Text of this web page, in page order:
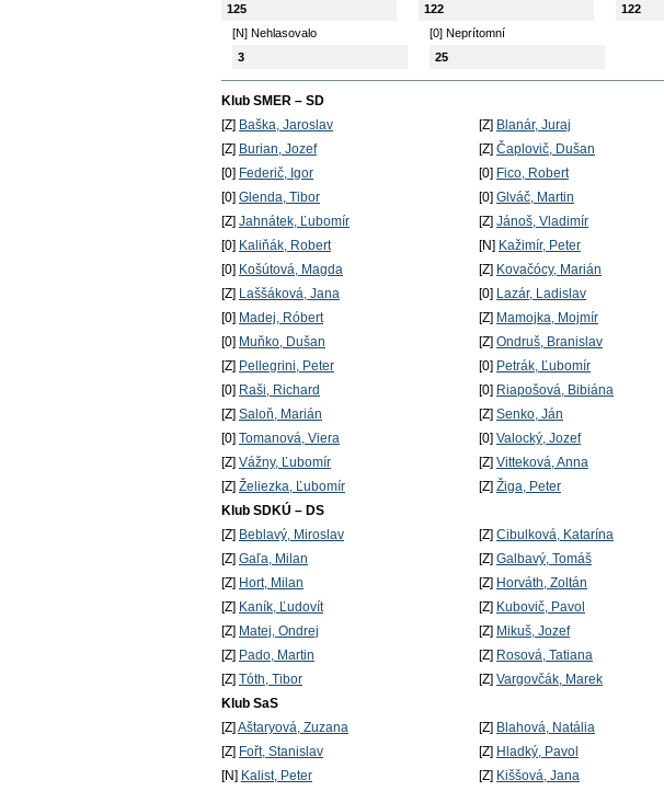
125
122
122
[N] Nehlasovalo
3
[0] Neprítomní
25
Klub SMER – SD
[Z] Baška, Jaroslav [Z] Blanár, Juraj
[Z] Burian, Jozef [Z] Čaplovič, Dušan
[0] Federič, Igor [0] Fico, Robert
[0] Glenda, Tibor [0] Glváč, Martin
[Z] Jahnátek, Ľubomír [Z] Jánoš, Vladimír
[0] Kaliňák, Robert [N] Kažimír, Peter
[0] Košútová, Magda [Z] Kovačócy, Marián
[Z] Laššáková, Jana [0] Lazár, Ladislav
[0] Madej, Róbert [Z] Mamojka, Mojmír
[0] Muňko, Dušan [Z] Ondruš, Branislav
[Z] Pellegrini, Peter [0] Petrák, Ľubomír
[0] Raši, Richard [0] Riapošová, Bibiána
[Z] Saloň, Marián [Z] Senko, Ján
[0] Tomanová, Viera [0] Valocký, Jozef
[Z] Vážny, Ľubomír [Z] Vitteková, Anna
[Z] Želiezka, Ľubomír [Z] Žiga, Peter
Klub SDKÚ – DS
[Z] Beblavý, Miroslav [Z] Cibulková, Katarína
[Z] Gaľa, Milan [Z] Galbavý, Tomáš
[Z] Hort, Milan [Z] Horváth, Zoltán
[Z] Kaník, Ľudovít [Z] Kubovič, Pavol
[Z] Matej, Ondrej [Z] Mikuš, Jozef
[Z] Pado, Martin [Z] Rosová, Tatiana
[Z] Tóth, Tibor [Z] Vargovčák, Marek
Klub SaS
[Z] Aštaryová, Zuzana [Z] Blahová, Natália
[Z] Fořt, Stanislav [Z] Hladký, Pavol
[N] Kalist, Peter [Z] Kiššová, Jana